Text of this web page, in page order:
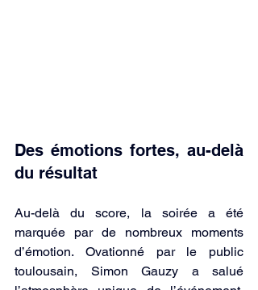
Des émotions fortes, au-delà
du résultat
Au-delà du score, la soirée a été
marquée par de nombreux moments
d’émotion. Ovationné par le public
toulousain, Simon Gauzy a salué